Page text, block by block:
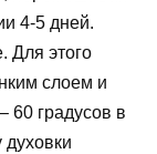
4-5 дней.
Для этого
слоем и
60 градусов в
духовки